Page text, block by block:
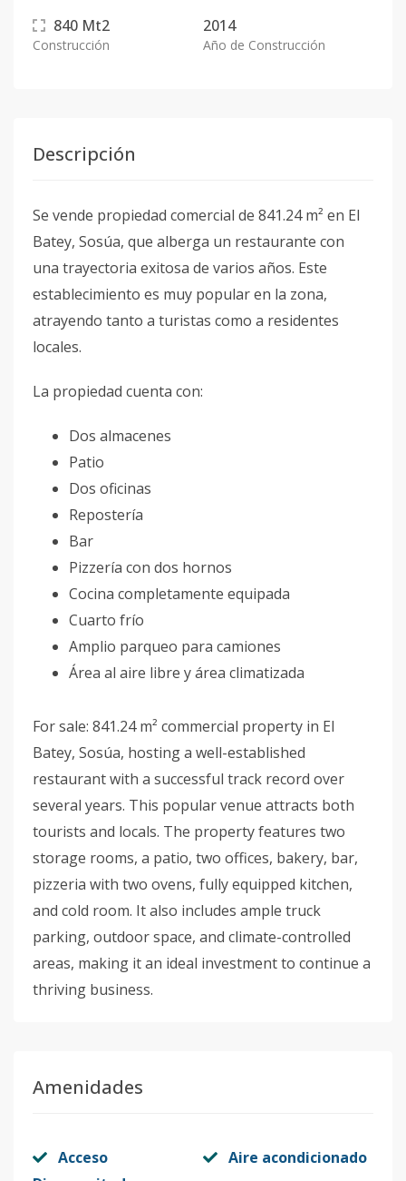
840 Mt2
Construcción
2014
Año de Construcción
Descripción
Se vende propiedad comercial de 841.24 m² en El
Batey, Sosúa, que alberga un restaurante con
una trayectoria exitosa de varios años. Este
establecimiento es muy popular en la zona,
atrayendo tanto a turistas como a residentes
locales.
La propiedad cuenta con:
Dos almacenes
Patio
Dos oficinas
Repostería
Bar
Pizzería con dos hornos
Cocina completamente equipada
Cuarto frío
Amplio parqueo para camiones
Área al aire libre y área climatizada
For sale: 841.24 m² commercial property in El
Batey, Sosúa, hosting a well-established
restaurant with a successful track record over
several years. This popular venue attracts both
tourists and locals. The property features two
storage rooms, a patio, two offices, bakery, bar,
pizzeria with two ovens, fully equipped kitchen,
and cold room. It also includes ample truck
parking, outdoor space, and climate-controlled
areas, making it an ideal investment to continue a
thriving business.
Amenidades
Acceso
Aire acondicionado